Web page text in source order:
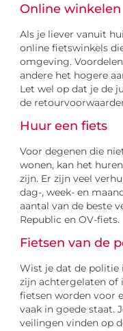
Online winkelen
Als je liever vanuit
online fietswinkels
omgeving.
andere het hogere
Let wel op dat je de
de
Huur een fiets
Voor degenen die
wonen, kan het
zijn. Er zijn veel
dag-, week- en
aantal van de beste
Republic en OV-fiets.
Fietsen van de
Wist je dat de politie
zijn achtergelaten of
fietsen worden voor
vaak in goede staat.
veilingen vinden op